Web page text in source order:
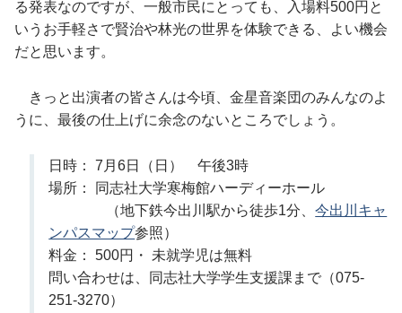
る発表なのですが、一般市民にとっても、入場料500円と
いうお手軽さで賢治や林光の世界を体験できる、よい機会
だと思います。
きっと出演者の皆さんは今頃、金星音楽団のみんなのよ
うに、最後の仕上げに余念のないところでしょう。
日時： 7月6日（日） 午後3時
場所： 同志社大学寒梅館ハーディーホール
（地下鉄今出川駅から徒歩1分、今出川キャ
ンパスマップ参照）
料金： 500円・ 未就学児は無料
問い合わせは、同志社大学学生支援課まで（075-
251-3270）